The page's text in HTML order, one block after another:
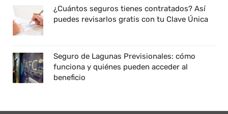
¿Cuántos seguros tienes contratados? Así
puedes revisarlos gratis con tu Clave Única
Seguro de Lagunas Previsionales: cómo
funciona y quiénes pueden acceder al
beneficio